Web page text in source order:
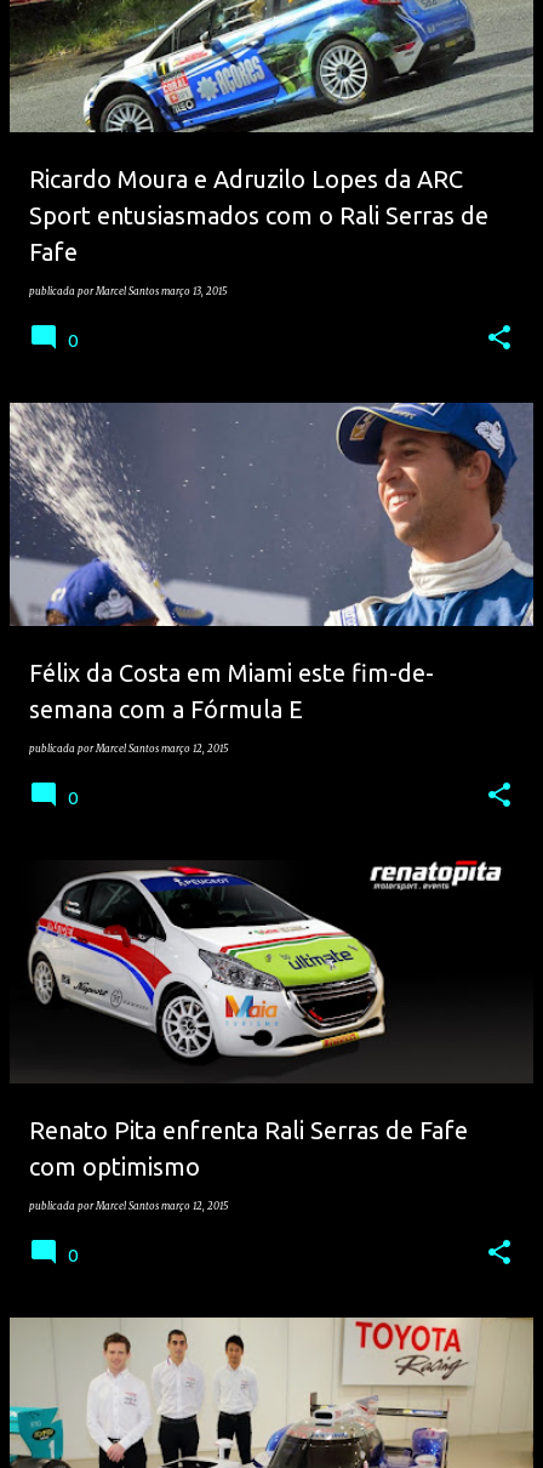
Ricardo Moura e Adruzilo Lopes da ARC
Sport entusiasmados com o Rali Serras de
Fafe
publicada porMarcel Santos março 13, 2015
0
Félix da Costa em Miami este fim-de-
semana com a Fórmula E
publicada porMarcel Santos março 12, 2015
0
Renato Pita enfrenta Rali Serras de Fafe
com optimismo
publicada porMarcel Santos março 12, 2015
0